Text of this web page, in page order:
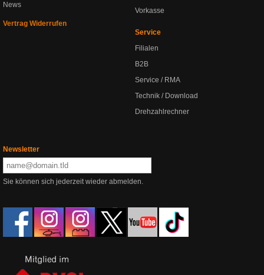
News
Vertrag Widerrufen
Vorkasse
Service
Filialen
B2B
Service / RMA
Technik / Download
Drehzahlrechner
Newsletter
Sie können sich jederzeit wieder abmelden.